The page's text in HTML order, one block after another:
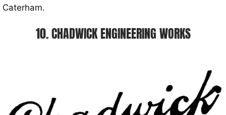
Caterham.
10. CHADWICK ENGINEERING WORKS